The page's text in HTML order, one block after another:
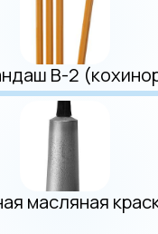
B-2
масляная